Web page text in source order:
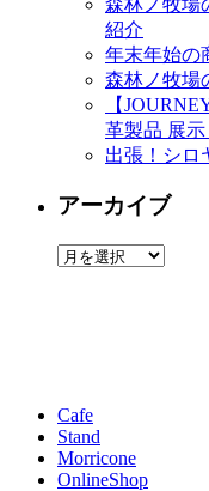
紹介
年末年始の
森林ノ牧場
【
革製品 展
出張！シロ
アーカイブ
ア
Cafe
Stand
Morricone
OnlineShop